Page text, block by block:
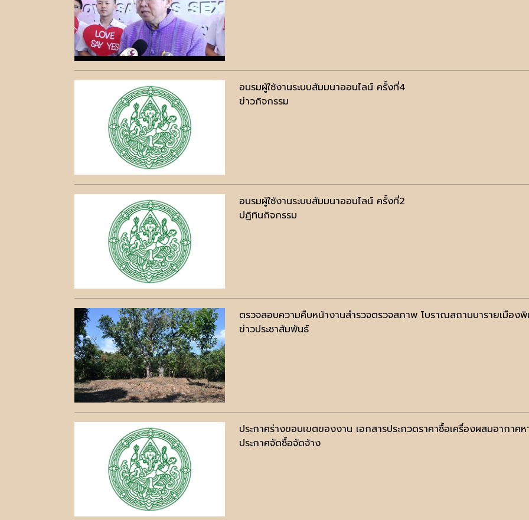
อบรมผู้ใช้งานระบบสัมมนาออนไลน์ ครั้งที่4
ข่าวกิจกรรม
อบรมผู้ใช้งานระบบสัมมนาออนไลน์ ครั้งที่2
ปฏิทินกิจกรรม
ตรวจสอบความคืบหน้างานสำรวจตรวจสภาพ โบราณสถานบารายเมือง
ข่าวประชาสัมพันธ์
ประกาศร่างขอบเขตของงาน เอกสารประกวดราคาซื้อเครื่องผสมอากาศ
ประกาศจัดซื้อจัดจ้าง